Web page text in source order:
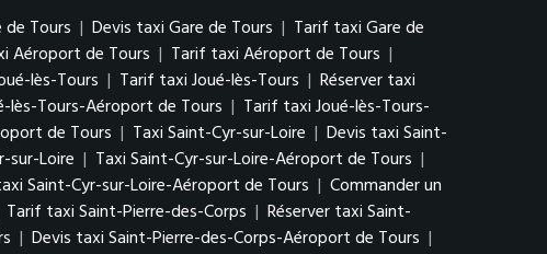
de Tours | Devis taxi Gare de Tours | Tarif taxi Gare de
Aéroport de Tours | Tarif taxi Aéroport de Tours |
lès-Tours | Tarif taxi Joué-lès-Tours | Réserver taxi
lès-Tours-Aéroport de Tours | Tarif taxi Joué-lès-Tours-
de Tours | Taxi Saint-Cyr-sur-Loire | Devis taxi Saint-
sur-Loire | Taxi Saint-Cyr-sur-Loire-Aéroport de Tours |
Saint-Cyr-sur-Loire-Aéroport de Tours | Commander un
Tarif taxi Saint-Pierre-des-Corps | Réserver taxi Saint-
| Devis taxi Saint-Pierre-des-Corps-Aéroport de Tours |